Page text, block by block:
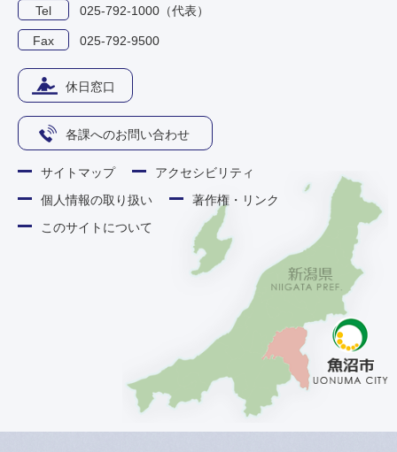
Tel 025-792-1000（代表）
Fax 025-792-9500
休日窓口
各課へのお問い合わせ
サイトマップ
アクセシビリティ
個人情報の取り扱い
著作権・リンク
このサイトについて